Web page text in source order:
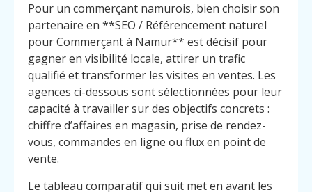
Pour un commerçant namurois, bien choisir son
partenaire en **SEO / Référencement naturel
pour Commerçant à Namur** est décisif pour
gagner en visibilité locale, attirer un trafic
qualifié et transformer les visites en ventes. Les
agences ci-dessous sont sélectionnées pour leur
capacité à travailler sur des objectifs concrets :
chiffre d’affaires en magasin, prise de rendez-
vous, commandes en ligne ou flux en point de
vente.
Le tableau comparatif qui suit met en avant les